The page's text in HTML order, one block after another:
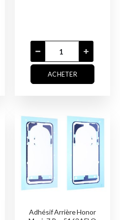
ACHETER
Adhésif Arrière Honor